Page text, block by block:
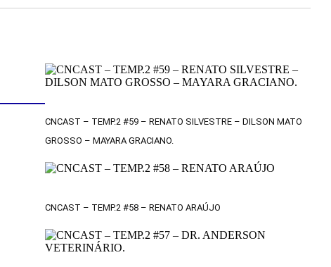
CNCAST – TEMP.2 #59 – RENATO SILVESTRE – DILSON MATO
GROSSO – MAYARA GRACIANO.
CNCAST – TEMP.2 #58 – RENATO ARAÚJO